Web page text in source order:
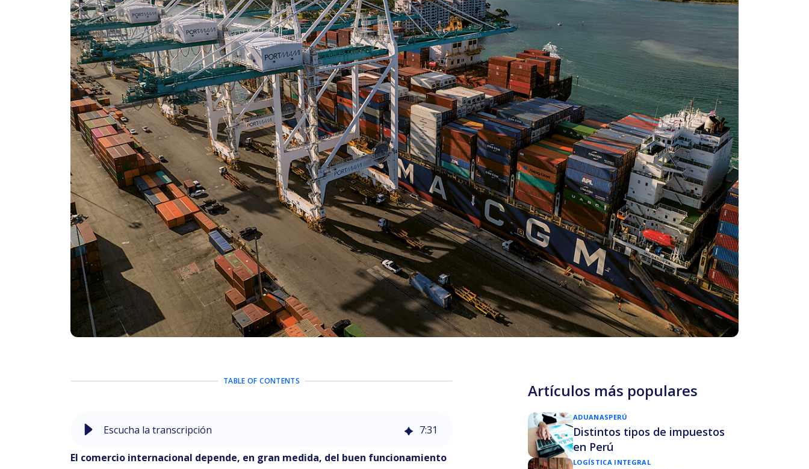
TABLE OF CONTENTS
Escucha la transcripción 7:31
El comercio internacional depende, en gran medida, del buen funcionamiento
Artículos más populares
ADUANASPERÚ
Distintos tipos de impuestos
en Perú
LOGÍSTICA INTEGRAL